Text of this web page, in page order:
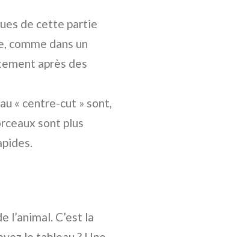
de cette partie
comme dans un
après des
« centre-cut » sont,
sont plus
C’est la